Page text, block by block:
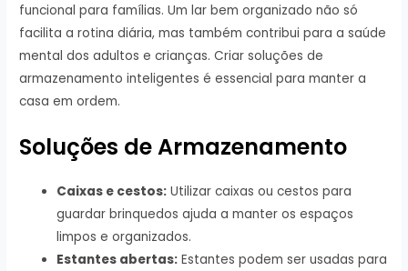
funcional para famílias. Um lar bem organizado não só
facilita a rotina diária, mas também contribui para a saúde
mental dos adultos e crianças. Criar soluções de
armazenamento inteligentes é essencial para manter a
casa em ordem.
Soluções de Armazenamento
Caixas e cestos: Utilizar caixas ou cestos para
guardar brinquedos ajuda a manter os espaços
limpos e organizados.
Estantes abertas: Estantes podem ser usadas para